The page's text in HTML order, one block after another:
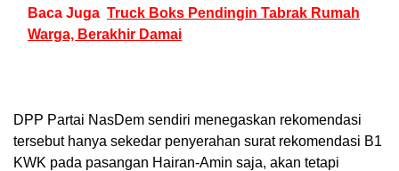
Baca Juga Truck Boks Pendingin Tabrak Rumah
Warga, Berakhir Damai
DPP Partai NasDem sendiri menegaskan rekomendasi
tersebut hanya sekedar penyerahan surat rekomendasi B1
KWK pada pasangan Hairan-Amin saja, akan tetapi